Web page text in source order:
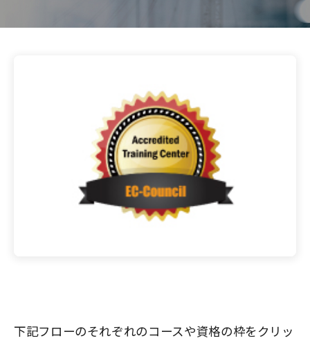
下記フローのそれぞれのコースや資格の枠をクリッ